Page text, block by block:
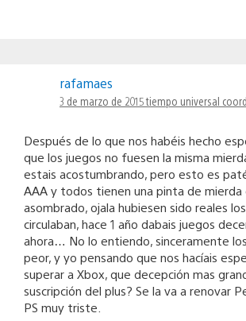
rafamaes
3 de marzo de 2015 tiempo universal
Después de lo que nos habéis hecho
que los juegos no fuesen la misma
estais acostumbrando, pero esto es
AAA y todos tienen una pinta de mierda
asombrado, ojala hubiesen sido reales
circulaban, hace 1 año dabais juegos
ahora… No lo entiendo, sinceramente
peor, y yo pensando que nos hacíais
superar a Xbox, que decepción mas
suscripción del plus? Se la va a renovar
PS muy triste.